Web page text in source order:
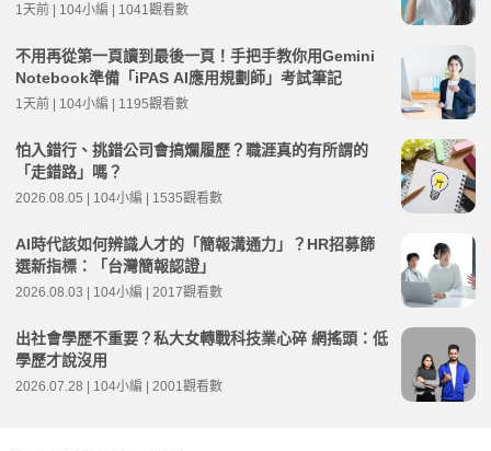
1天前 | 104小編 | 1041觀看數
不用再從第一頁讀到最後一頁！手把手教你用Gemini
Notebook準備「iPAS AI應用規劃師」考試筆記
1天前 | 104小編 | 1195觀看數
怕入錯行、挑錯公司會搞爛履歷？職涯真的有所謂的
「走錯路」嗎？
2026.08.05 | 104小編 | 1535觀看數
AI時代該如何辨識人才的「簡報溝通力」？HR招募篩
選新指標：「台灣簡報認證」
2026.08.03 | 104小編 | 2017觀看數
出社會學歷不重要？私大女轉戰科技業心碎 網搖頭：低
學歷才說沒用
2026.07.28 | 104小編 | 2001觀看數